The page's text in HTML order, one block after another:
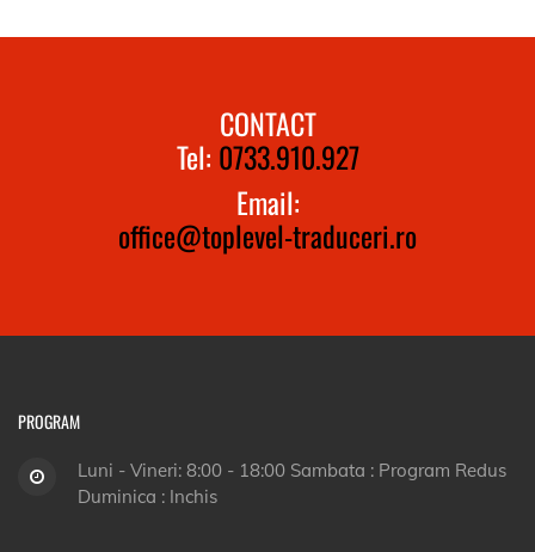
CONTACT
Tel: 0733.910.927
Email:
office@toplevel-traduceri.ro
PROGRAM
Luni - Vineri: 8:00 - 18:00 Sambata : Program Redus
Duminica : Inchis